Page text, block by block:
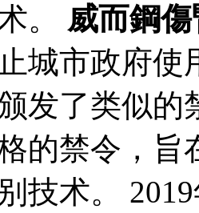
。 威而鋼
城市政府
发了类似的
的禁令，
技术。